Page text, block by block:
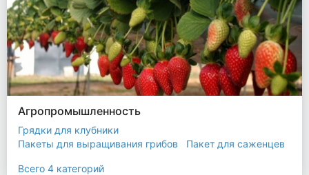
Агропромышленность
Грядки для клубники
Пакеты для выращивания грибов
Пакет для саженцев
Всего 4 категорий